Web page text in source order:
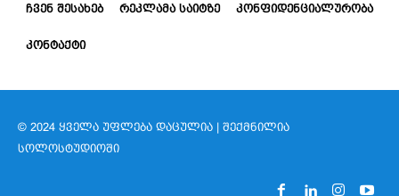
ᲩᲕᲔᲜ ᲨᲔᲡᲐᲮᲔᲑ ᲠᲔᲙᲚᲐᲛᲐ ᲡᲐᲘᲢᲖᲔ ᲙᲝᲜᲤᲘᲓᲔᲜᲪᲘᲐᲚᲣᲠᲝᲑᲐ
ᲙᲝᲜᲢᲐᲥᲢᲘ
© 2024 ᲧᲕᲔᲚᲐ ᲣᲤᲚᲔᲑᲐ ᲓᲐᲪᲣᲚᲘᲐ | ᲨᲔᲥᲛᲜᲘᲚᲘᲐ
ᲡᲝᲚᲝᲡᲢᲣᲓᲘᲝᲨᲘ